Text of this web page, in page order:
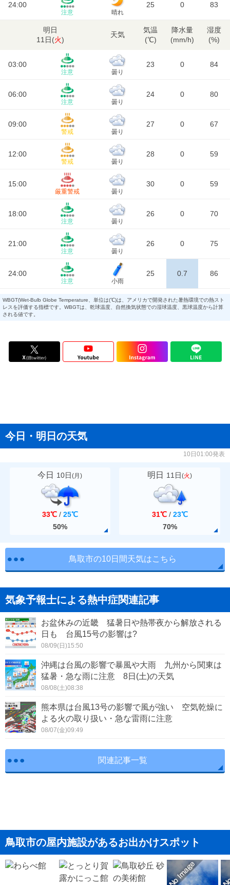
24:00
注意 晴れ
25 0 83
明日
11日(火)
天気
気温
(℃)
降水量
(mm/h)
湿度
(%)
03:00
注意 曇り
23 0 84
06:00
注意 曇り
24 0 80
09:00
警戒 曇り
27 0 67
12:00
警戒 曇り
28 0 59
15:00
厳重警戒 曇り
30 0 59
18:00
注意 曇り
26 0 70
21:00
注意 曇り
26 0 75
24:00
注意 小雨
25 0.7 86
WBGT(Wet-Bulb Globe Temperature、単位は(℃)は、アメリカで開発された暑熱環境での熱スト
レスを評価する指標です。WBGTは、乾球温度、自然換気状態での湿球温度、黒球温度から計算
される値です。
今日・明日の天気
10日01:00発表
今日 10日(月)
33℃ / 25℃
50%
明日 11日(火)
31℃ / 23℃
70%
鳥取市の10日間天気はこちら
気象予報士による熱中症関連記事
お盆休みの近畿 猛暑日や熱帯夜から解放される
日も 台風15号の影響は?
08/09(日)15:50
沖縄は台風の影響で暴風や大雨 九州から関東は
猛暑・急な雨に注意 8日(土)の天気
08/08(土)08:38
熊本県は台風13号の影響で風が強い 空気乾燥に
よる火の取り扱い・急な雷雨に注意
08/07(金)09:49
関連記事一覧
鳥取市の屋内施設があるお出かけスポット